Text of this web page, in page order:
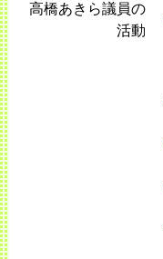
高橋あきら議員の
活動